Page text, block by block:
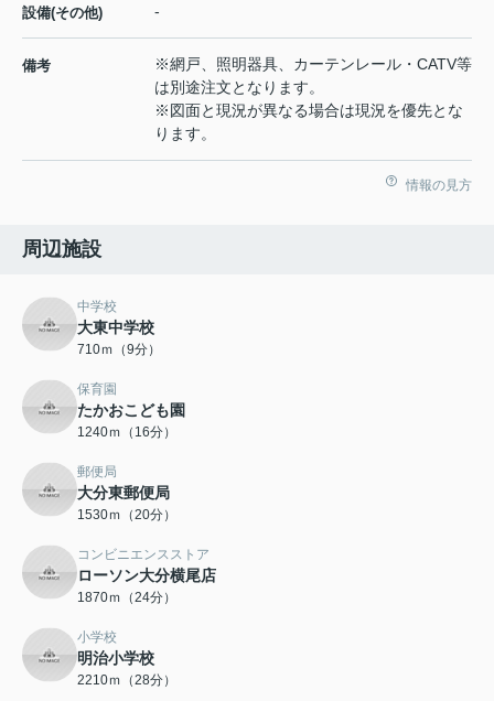
設備(その他) -
備考
※網戸、照明器具、カーテンレール・CATV等
は別途注文となります。
※図面と現況が異なる場合は現況を優先とな
ります。
情報の見方
周辺施設
中学校
大東中学校
710ｍ（9分）
保育園
たかおこども園
1240ｍ（16分）
郵便局
大分東郵便局
1530ｍ（20分）
コンビニエンスストア
ローソン大分横尾店
1870ｍ（24分）
小学校
明治小学校
2210ｍ（28分）